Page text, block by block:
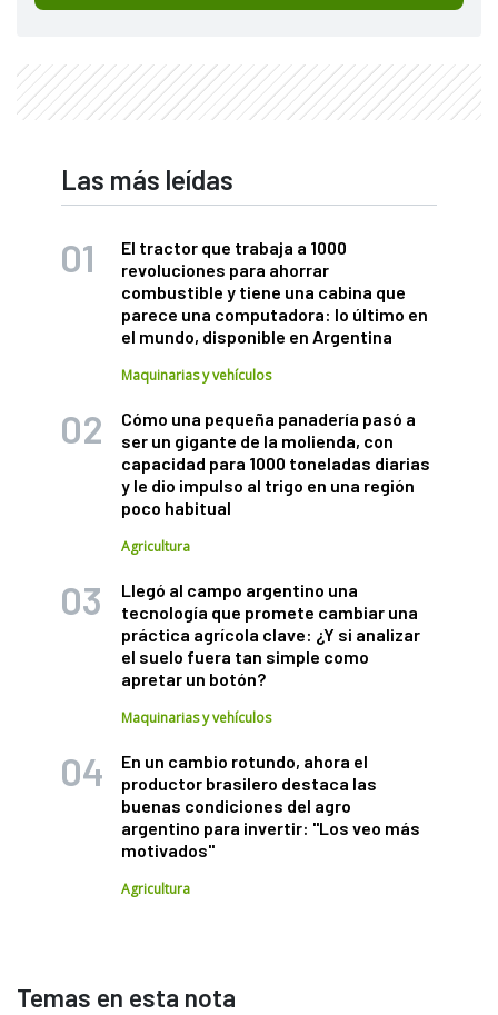
Las más leídas
El tractor que trabaja a 1000
revoluciones para ahorrar
combustible y tiene una cabina que
parece una computadora: lo último en
el mundo, disponible en Argentina
Maquinarias y vehículos
Cómo una pequeña panadería pasó a
ser un gigante de la molienda, con
capacidad para 1000 toneladas diarias
y le dio impulso al trigo en una región
poco habitual
Agricultura
Llegó al campo argentino una
tecnología que promete cambiar una
práctica agrícola clave: ¿Y si analizar
el suelo fuera tan simple como
apretar un botón?
Maquinarias y vehículos
En un cambio rotundo, ahora el
productor brasilero destaca las
buenas condiciones del agro
argentino para invertir: "Los veo más
motivados"
Agricultura
Temas en esta nota